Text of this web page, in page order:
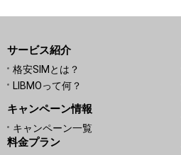
サービス紹介
格安SIMとは？
LIBMOって何？
キャンペーン情報
キャンペーン一覧
料金プラン